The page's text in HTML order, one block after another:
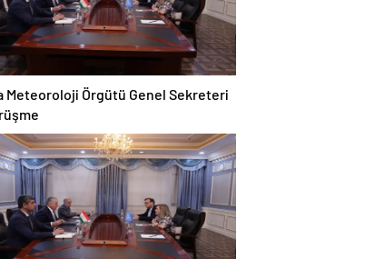
Meteoroloji Örgütü Genel Sekreteri